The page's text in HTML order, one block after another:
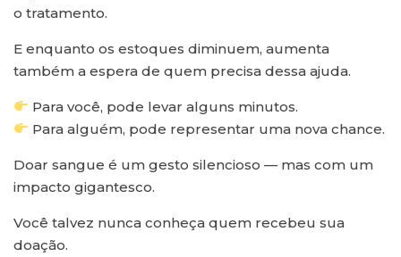
o tratamento.
E enquanto os estoques diminuem, aumenta
também a espera de quem precisa dessa ajuda.
Para você, pode levar alguns minutos.
Para alguém, pode representar uma nova chance.
Doar sangue é um gesto silencioso — mas com um
impacto gigantesco.
Você talvez nunca conheça quem recebeu sua
doação.